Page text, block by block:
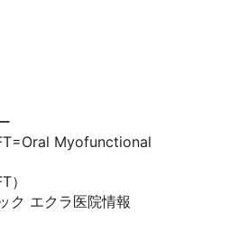
Myofunctional
）
ク エクラ医院情報